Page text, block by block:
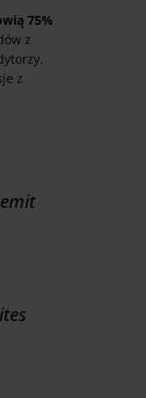
75%
z
z